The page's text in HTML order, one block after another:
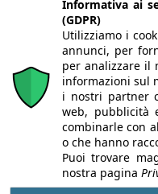
Barriere
Architettoniche
BIM
Domotica
Efficienza
energetica
Impiantistica
Isolamento
Informativa ai
(GDPR)
Utilizziamo i
annunci, per
per analizzare il
informazioni sul
i nostri partner
web, pubblicità
combinarle con
o che hanno
Puoi trovare
nostra pagina